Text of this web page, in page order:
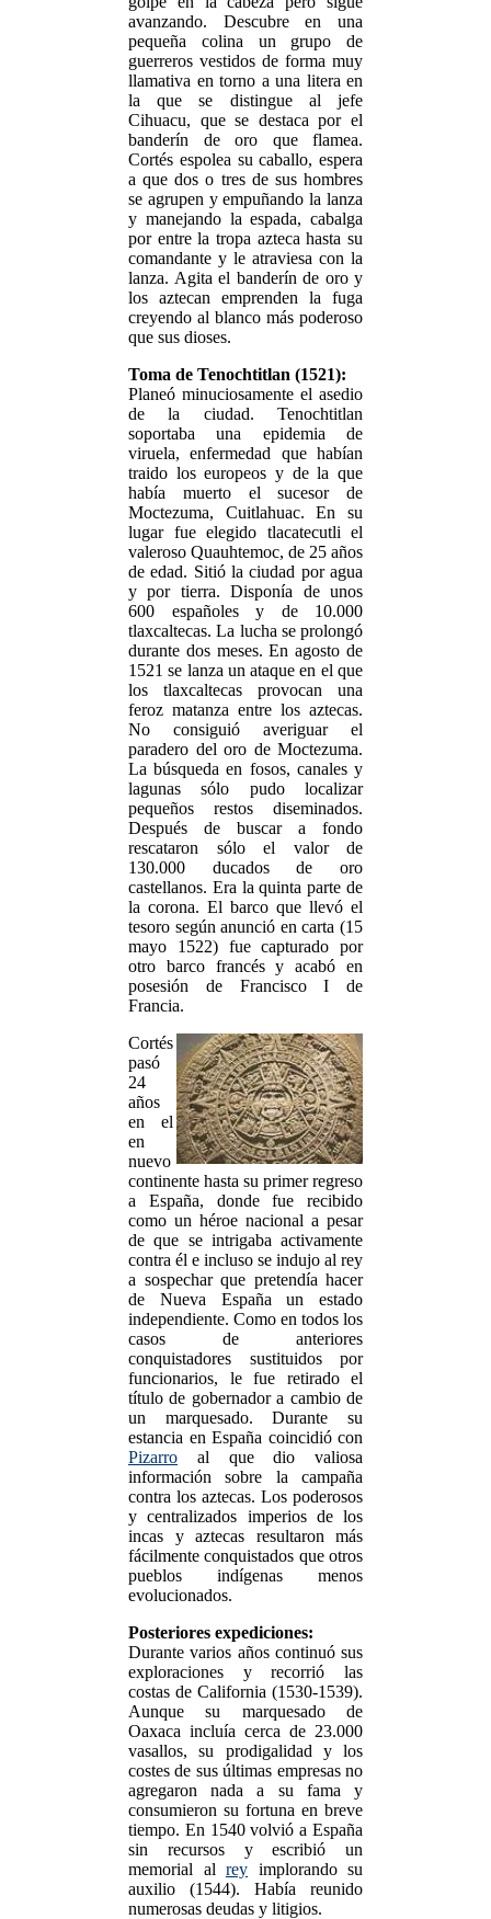
avanzando. Descubre en una
pequeña colina un grupo de
guerreros vestidos de forma muy
llamativa en torno a una litera en
la que se distingue al jefe
Cihuacu, que se destaca por el
banderín de oro que flamea.
Cortés espolea su caballo, espera
a que dos o tres de sus hombres
se agrupen y empuñando la lanza
y manejando la espada, cabalga
por entre la tropa azteca hasta su
comandante y le atraviesa con la
lanza. Agita el banderín de oro y
los aztecan emprenden la fuga
creyendo al blanco más poderoso
que sus dioses.
Toma de Tenochtitlan (1521):
Planeó minuciosamente el asedio
de la ciudad. Tenochtitlan
soportaba una epidemia de
viruela, enfermedad que habían
traido los europeos y de la que
había muerto el sucesor de
Moctezuma, Cuitlahuac. En su
lugar fue elegido tlacatecutli el
valeroso Quauhtemoc, de 25 años
de edad. Sitió la ciudad por agua
y por tierra. Disponía de unos
600 españoles y de 10.000
tlaxcaltecas. La lucha se prolongó
durante dos meses. En agosto de
1521 se lanza un ataque en el que
los tlaxcaltecas provocan una
feroz matanza entre los aztecas.
No consiguió averiguar el
paradero del oro de Moctezuma.
La búsqueda en fosos, canales y
lagunas sólo pudo localizar
pequeños restos diseminados.
Después de buscar a fondo
rescataron sólo el valor de
130.000 ducados de oro
castellanos. Era la quinta parte de
la corona. El barco que llevó el
tesoro según anunció en carta (15
mayo 1522) fue capturado por
otro barco francés y acabó en
posesión de Francisco I de
Francia.
Cortés
pasó
24
años
en el
en
nuevo
continente hasta su primer regreso
a España, donde fue recibido
como un héroe nacional a pesar
de que se intrigaba activamente
contra él e incluso se indujo al rey
a sospechar que pretendía hacer
de Nueva España un estado
independiente. Como en todos los
casos de anteriores
conquistadores sustituidos por
funcionarios, le fue retirado el
título de gobernador a cambio de
un marquesado. Durante su
estancia en España coincidió con
Pizarro al que dio valiosa
información sobre la campaña
contra los aztecas. Los poderosos
y centralizados imperios de los
incas y aztecas resultaron más
fácilmente conquistados que otros
pueblos indígenas menos
evolucionados.
Posteriores expediciones:
Durante varios años continuó sus
exploraciones y recorrió las
costas de California (1530-1539).
Aunque su marquesado de
Oaxaca incluía cerca de 23.000
vasallos, su prodigalidad y los
costes de sus últimas empresas no
agregaron nada a su fama y
consumieron su fortuna en breve
tiempo. En 1540 volvió a España
sin recursos y escribió un
memorial al rey implorando su
auxilio (1544). Había reunido
numerosas deudas y litigios.